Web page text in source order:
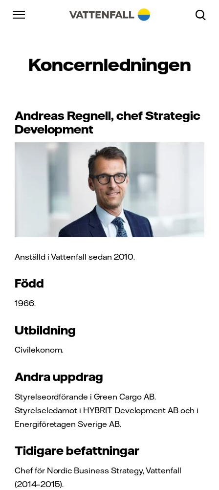
Skip to content
Gå till huvudnavigeringen
Gå till sidfoten
Koncernledningen
Andreas Regnell, chef Strategic
Development
Anställd i Vattenfall sedan 2010.
Född
1966.
Utbildning
Civilekonom.
Andra uppdrag
Styrelseordförande i Green Cargo AB.
Styrelseledamot i HYBRIT Development AB och i
Energiföretagen Sverige AB.
Tidigare befattningar
Chef för Nordic Business Strategy, Vattenfall
(2014–2015).
Gå till huvudnavigeringen